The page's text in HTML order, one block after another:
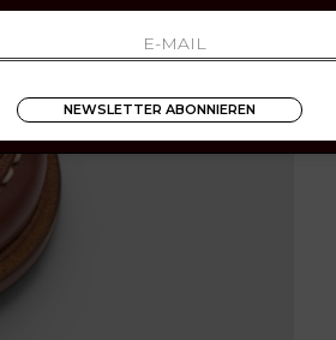
NEWSLETTER ABONNIEREN